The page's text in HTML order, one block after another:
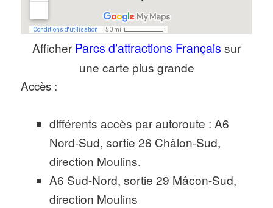
AfficherParcs d’attractions Français sur
une carte plus grande
Accès :
différents accès par autoroute : A6
Nord-Sud, sortie 26 Châlon-Sud,
direction Moulins.
A6 Sud-Nord, sortie 29 Mâcon-Sud,
direction Moulins